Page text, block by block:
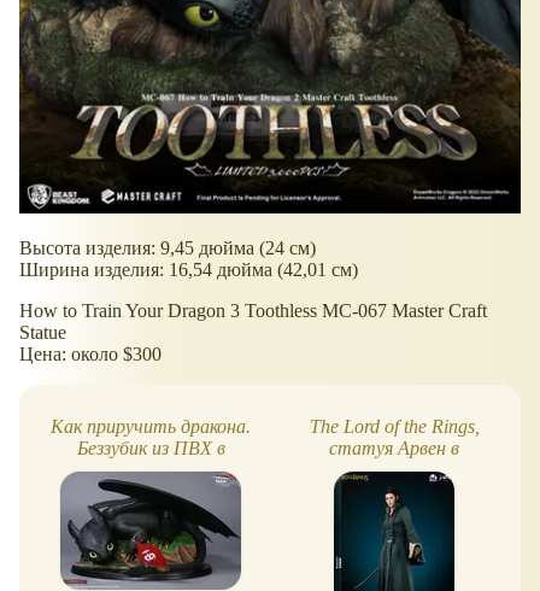
Высота изделия: 9,45 дюйма (24 см)
Ширина изделия: 16,54 дюйма (42,01 см)
How to Train Your Dragon 3 Toothless MC-067 Master Craft
Statue
Цена: около $300
Как приручить дракона.
Беззубик из ПВХ в
масштабе 1:8
The Lord of the Rings,
статуя Арвен в
масштабе 1:2